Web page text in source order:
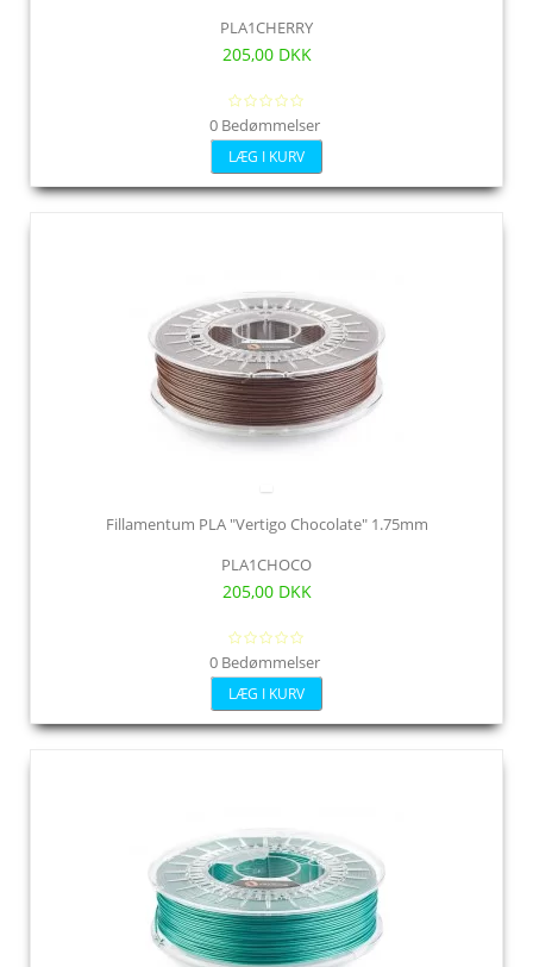
PLA1CHERRY
205,00 DKK
0 Bedømmelser
LÆG I KURV
Fillamentum PLA "Vertigo Chocolate" 1.75mm
PLA1CHOCO
205,00 DKK
0 Bedømmelser
LÆG I KURV